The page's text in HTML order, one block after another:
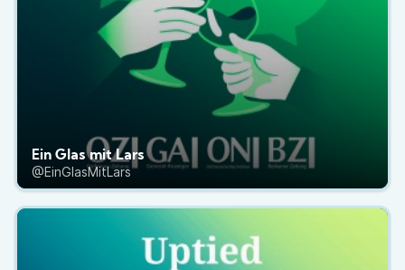
Ein Glas mit Lars
@EinGlasMitLars